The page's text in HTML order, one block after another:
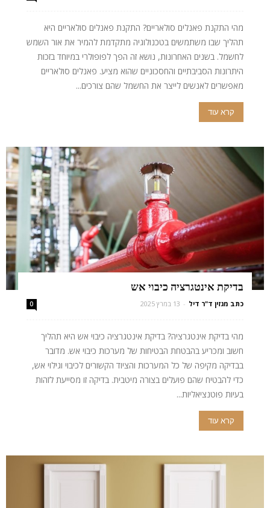
מהי התקנת פאנלים סולאריים? התקנת פאנלים סולאריים היא
תהליך שבו משתמשים בטכנולוגיה מתקדמת להמיר את אור השמש
לחשמל. בשנים האחרונות, נושא זה הפך לפופולרי במיוחד בזכות
היתרונות הסביבתיים והחסכוניים שהוא מציע. פאנלים סולאריים
מאפשרים לאנשים לייצר את החשמל שהם צורכים...
קרא עוד
בדיקת אינטגרציה כיבוי אש
כתב מגזין ד"ר דיל - 13 במרץ 2025 0
מהי בדיקת אינטגרציה? בדיקת אינטגרציה כיבוי אש היא תהליך
חשוב ומכריע בהבטחת הבטיחות של מערכות כיבוי אש. מדובר
בבדיקה מקיפה של כל המערכות והציוד הקשורים לכיבוי וגילוי אש,
כדי להבטיח שהם פועלים בצורה מיטבית. בדיקה זו מסייעת לזהות
בעיות פוטנציאליות...
קרא עוד